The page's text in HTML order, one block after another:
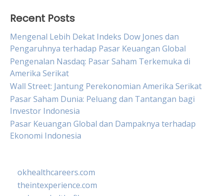
Recent Posts
Mengenal Lebih Dekat Indeks Dow Jones dan
Pengaruhnya terhadap Pasar Keuangan Global
Pengenalan Nasdaq: Pasar Saham Terkemuka di
Amerika Serikat
Wall Street: Jantung Perekonomian Amerika Serikat
Pasar Saham Dunia: Peluang dan Tantangan bagi
Investor Indonesia
Pasar Keuangan Global dan Dampaknya terhadap
Ekonomi Indonesia
okhealthcareers.com
theintexperience.com